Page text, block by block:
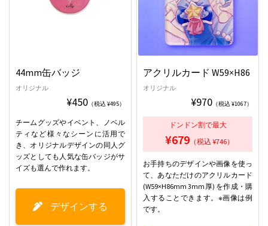
44mm缶バッジ
オリジナル
¥450 （税込 ¥495）
チームグッズやイベント、ノベル
ティなど様々なシーンに活用で
き、オリジナルデザインの同人グ
ッズとしても人気な缶バッジがサ
イズも選んで作れます。
デザインする
アクリルカード W59×H86
オリジナル
¥970 （税込 ¥1067）
ドンドン割で最大
¥679 （税込 ¥746）
お手持ちのデザインや画像を使っ
て、あなただけのアクリルカード
(W59×H86mm 3mm厚) を作成・購
入することできます。※画像は例
です。